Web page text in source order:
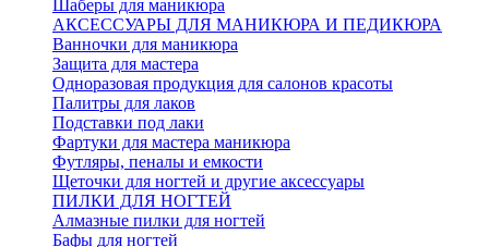
Шаберы для маникюра
АКСЕССУАРЫ ДЛЯ МАНИКЮРА И ПЕДИКЮРА
Ванночки для маникюра
Защита для мастера
Одноразовая продукция для салонов красоты
Палитры для лаков
Подставки под лаки
Фартуки для мастера маникюра
Футляры, пеналы и емкости
Щеточки для ногтей и другие аксессуары
ПИЛКИ ДЛЯ НОГТЕЙ
Алмазные пилки для ногтей
Бафы для ногтей